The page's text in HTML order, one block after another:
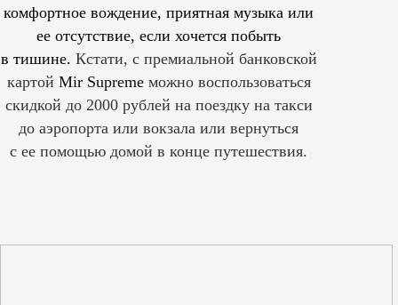
комфортное вождение, приятная музыка или
ее отсутствие, если хочется побыть
в тишине. Кстати, с премиальной банковской
картой Mir Supreme можно воспользоваться
скидкой до 2000 рублей на поездку на такси
до аэропорта или вокзала или вернуться
с ее помощью домой в конце путешествия.